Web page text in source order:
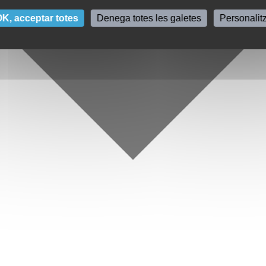
acceptar totes Denega totes les galetes